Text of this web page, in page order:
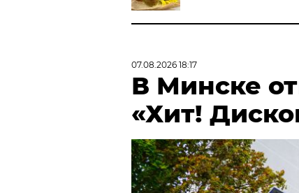
07.08.2026 18:17
В Минске
«Хит!